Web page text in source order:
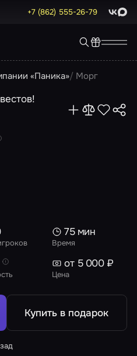
+7 (862) 555-26-79 Max
«Паника» Морг
Время
75 мин
Цена
от 5 000 ₽
Купить в подарок